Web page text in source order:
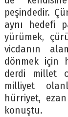
peşindedir.
aynı hedefi
yürümek,
vicdanın
dönmek için
derdi millet
milliyet
hürriyet,
konuştu.